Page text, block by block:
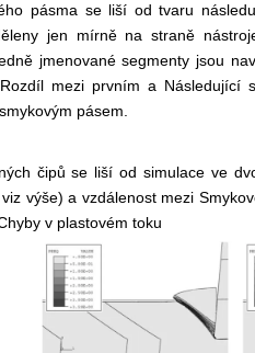
pásma se liší od tvaru
jen mírně na straně
jmenované segmenty jsou
mezi prvním a Následující
pásem.
čipů se liší od simulace ve
výše) a vzdálenost mezi
v plastovém toku